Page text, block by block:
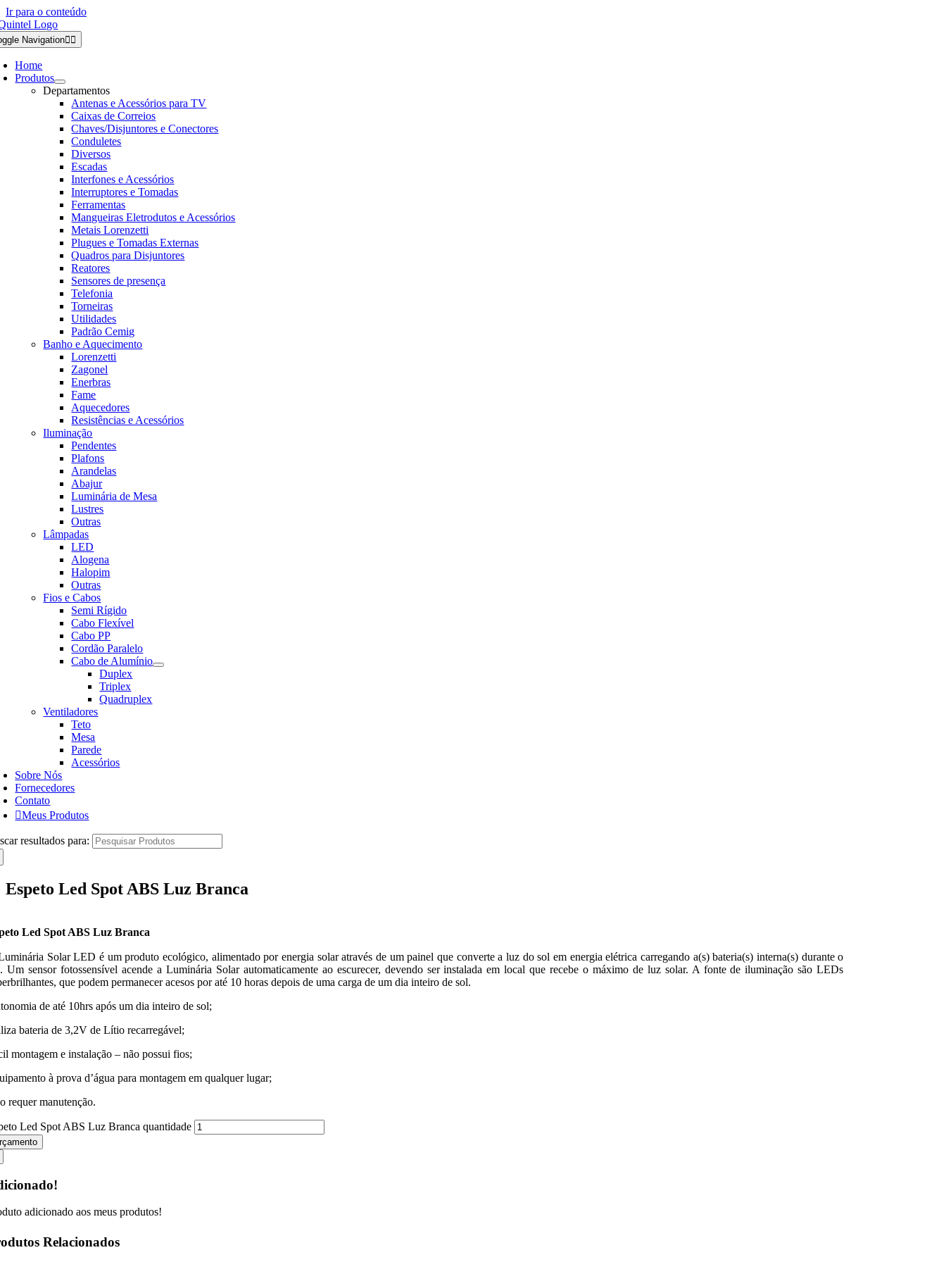
Ir para o conteúdo
Navigation
Home
Produtos
Departamentos
Antenas e Acessórios para TV
Caixas de Correios
Chaves/Disjuntores e Conectores
Conduletes
Diversos
Escadas
Interfones e Acessórios
Interruptores e Tomadas
Ferramentas
Mangueiras Eletrodutos e Acessórios
Metais Lorenzetti
Plugues e Tomadas Externas
Quadros para Disjuntores
Reatores
Sensores de presença
Telefonia
Torneiras
Utilidades
Padrão Cemig
Banho e Aquecimento
Lorenzetti
Zagonel
Enerbras
Fame
Aquecedores
Resistências e Acessórios
Iluminação
Pendentes
Plafons
Arandelas
Abajur
Luminária de Mesa
Lustres
Outras
Lâmpadas
LED
Alogena
Halopim
Outras
Fios e Cabos
Semi Rígido
Cabo Flexível
Cabo PP
Cordão Paralelo
Cabo de Alumínio
Duplex
Triplex
Quadruplex
Ventiladores
Teto
Mesa
Parede
Acessórios
Sobre Nós
Fornecedores
Contato
Meus Produtos
resultados para:
Espeto Led Spot ABS Luz Branca
Led Spot ABS Luz Branca
Solar LED é um produto ecológico, alimentado por energia solar através de um painel que converte a luz do sol em energia elétrica carregando a(s) bateria(s) interna(s) durante o
Um sensor fotossensível acende a Luminária Solar automaticamente ao escurecer, devendo ser instalada em local que recebe o máximo de luz solar. A fonte de iluminação são LEDs
que podem permanecer acesos por até 10 horas depois de uma carga de um dia inteiro de sol.
de até 10hrs após um dia inteiro de sol;
bateria de 3,2V de Lítio recarregável;
montagem e instalação – não possui fios;
à prova d’água para montagem em qualquer lugar;
requer manutenção.
Led Spot ABS Luz Branca quantidade
adicionado aos meus produtos!
Relacionados